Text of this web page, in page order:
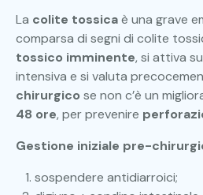
La colite tossicaè una grave
comparsa di segni di colite
tossico imminente, si attiva
intensiva e si valuta
chirurgico se non c’è un
48 ore, per prevenire
Gestione iniziale pre-
sospendere antidiarroici;